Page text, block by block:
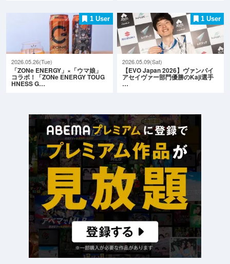
1 User
2026.05.26(Tue)
「ZONe ENERGY」×「ウマ娘」
コラボ！「ZONe ENERGY TOUG
HNESS G…
1 User
2026.05.09(Sat)
【EVO Japan 2026】ヴァンパイ
アセイヴァー部門優勝のKaji選手
…